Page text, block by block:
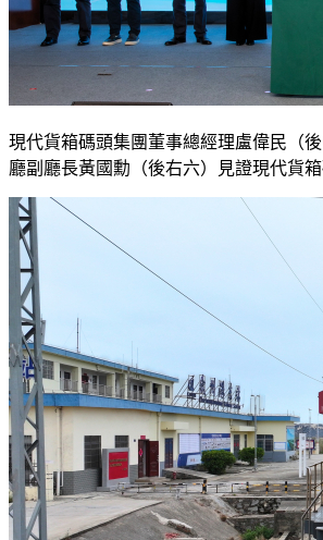
現代貨箱碼頭集團董事總經理盧偉民（
廳副廳長黃國勳（後右六）見證現代貨